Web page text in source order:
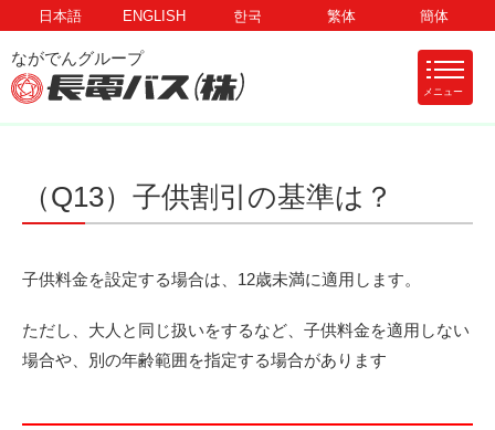
メニュー
日本語 ENGLISH 한국 繁体 簡体
（Q13）子供割引の基準は？
子供料金を設定する場合は、12歳未満に適用します。
ただし、大人と同じ扱いをするなど、子供料金を適用しない
場合や、別の年齢範囲を指定する場合があります